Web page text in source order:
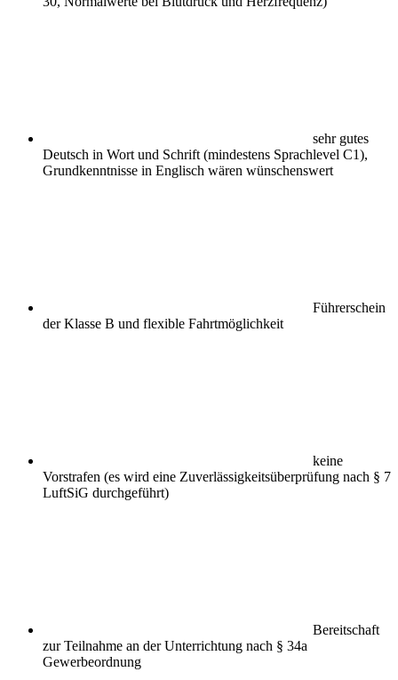
sehr gutes
Deutsch in Wort und Schrift (mindestens Sprachlevel C1),
Grundkenntnisse in Englisch wären wünschenswert
Führerschein
der Klasse B und flexible Fahrtmöglichkeit
keine
Vorstrafen (es wird eine Zuverlässigkeitsüberprüfung nach § 7
LuftSiG durchgeführt)
Bereitschaft
zur Teilnahme an der Unterrichtung nach § 34a
Gewerbeordnung